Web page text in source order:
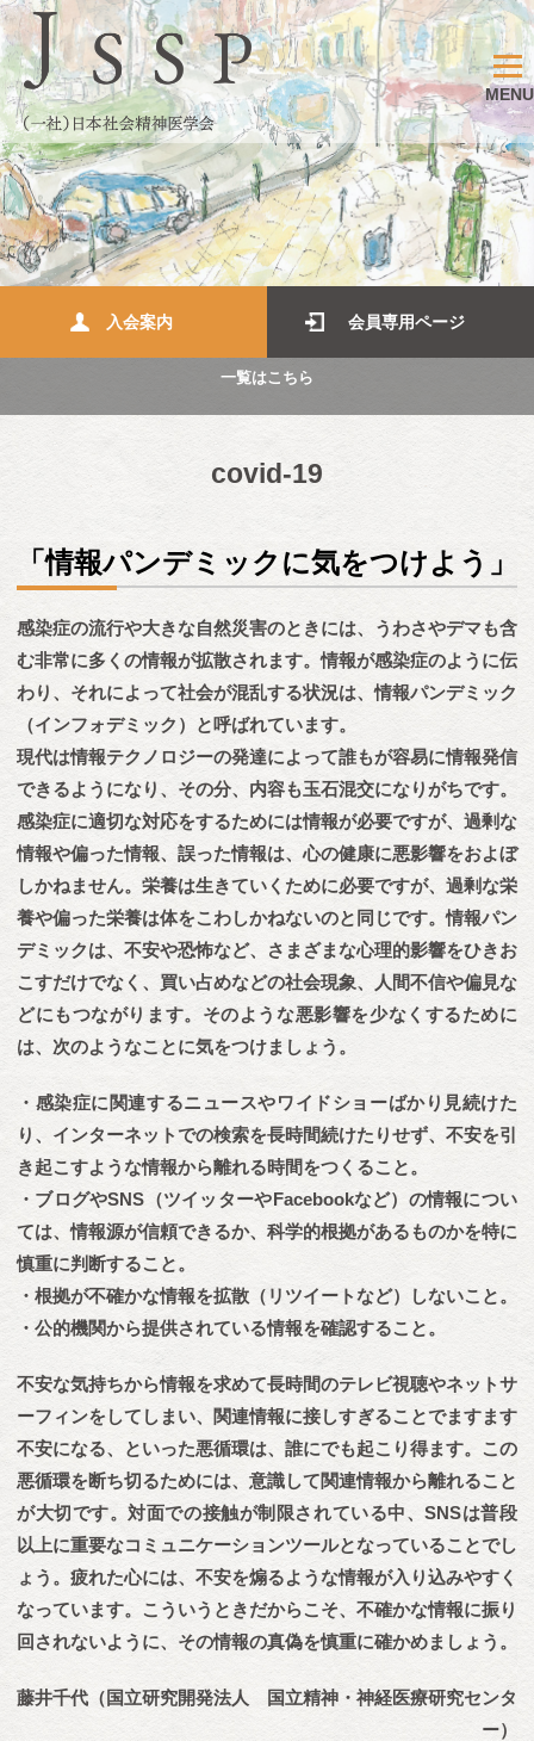
MENU
入会案内 会員専用ページ
一覧はこちら
covid-19
「情報パンデミックに気をつけよう」
感染症の流行や大きな自然災害のときには、うわさやデマも含
む非常に多くの情報が拡散されます。情報が感染症のように伝
わり、それによって社会が混乱する状況は、情報パンデミック
（インフォデミック）と呼ばれています。
現代は情報テクノロジーの発達によって誰もが容易に情報発信
できるようになり、その分、内容も玉石混交になりがちです。
感染症に適切な対応をするためには情報が必要ですが、過剰な
情報や偏った情報、誤った情報は、心の健康に悪影響をおよぼ
しかねません。栄養は生きていくために必要ですが、過剰な栄
養や偏った栄養は体をこわしかねないのと同じです。情報パン
デミックは、不安や恐怖など、さまざまな心理的影響をひきお
こすだけでなく、買い占めなどの社会現象、人間不信や偏見な
どにもつながります。そのような悪影響を少なくするために
は、次のようなことに気をつけましょう。
・感染症に関連するニュースやワイドショーばかり見続けた
り、インターネットでの検索を長時間続けたりせず、不安を引
き起こすような情報から離れる時間をつくること。
・ブログやSNS（ツイッターやFacebookなど）の情報につい
ては、情報源が信頼できるか、科学的根拠があるものかを特に
慎重に判断すること。
・根拠が不確かな情報を拡散（リツイートなど）しないこと。
・公的機関から提供されている情報を確認すること。
不安な気持ちから情報を求めて長時間のテレビ視聴やネットサ
ーフィンをしてしまい、関連情報に接しすぎることでますます
不安になる、といった悪循環は、誰にでも起こり得ます。この
悪循環を断ち切るためには、意識して関連情報から離れること
が大切です。対面での接触が制限されている中、SNSは普段
以上に重要なコミュニケーションツールとなっていることでし
ょう。疲れた心には、不安を煽るような情報が入り込みやすく
なっています。こういうときだからこそ、不確かな情報に振り
回されないように、その情報の真偽を慎重に確かめましょう。
藤井千代（国立研究開発法人 国立精神・神経医療研究センタ
ー）